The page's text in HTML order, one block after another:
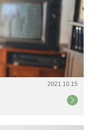
2021.10.15